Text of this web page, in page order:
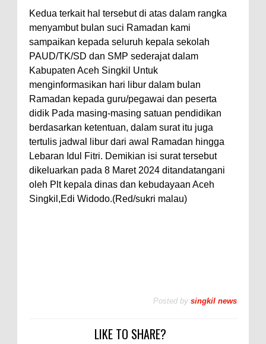
Kedua terkait hal tersebut di atas dalam rangka
menyambut bulan suci Ramadan kami
sampaikan kepada seluruh kepala sekolah
PAUD/TK/SD dan SMP sederajat dalam
Kabupaten Aceh Singkil Untuk
menginformasikan hari libur dalam bulan
Ramadan kepada guru/pegawai dan peserta
didik Pada masing-masing satuan pendidikan
berdasarkan ketentuan, dalam surat itu juga
tertulis jadwal libur dari awal Ramadan hingga
Lebaran Idul Fitri. Demikian isi surat tersebut
dikeluarkan pada 8 Maret 2024 ditandatangani
oleh Plt kepala dinas dan kebudayaan Aceh
Singkil,Edi Widodo.(Red/sukri malau)
Posted by singkil news
LIKE TO SHARE?